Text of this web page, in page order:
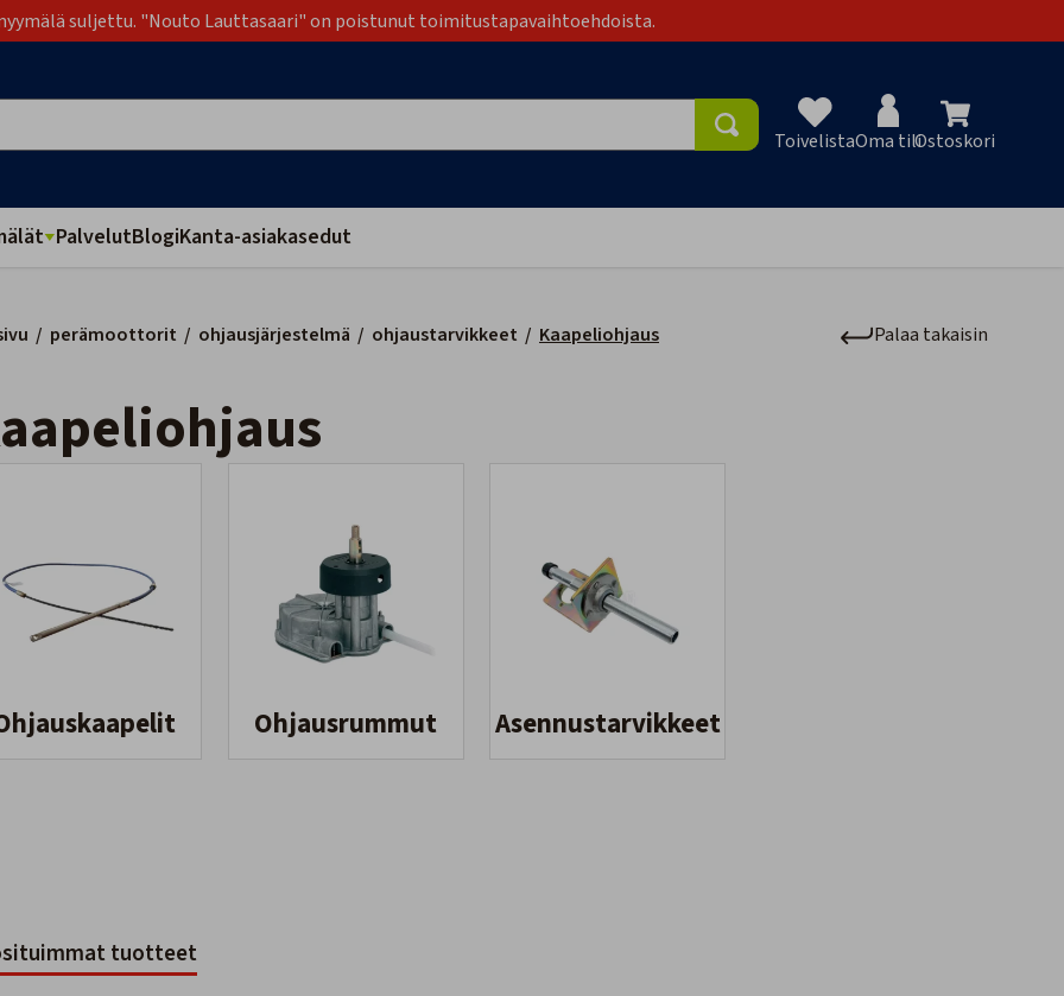
suljettu. "Nouto Lauttasaari" on poistunut toimitustapavaihtoehdoista.
ToivelistaOma tiliOstoskori
PalvelutBlogiKanta-asiakasedut
/ perämoottorit / ohjausjärjestelmä / ohjaustarvikkeet / Kaapeliohjaus Palaa takaisin
Kaapeliohjaus
Ohjausrummut Asennustarvikkeet
tuotteet